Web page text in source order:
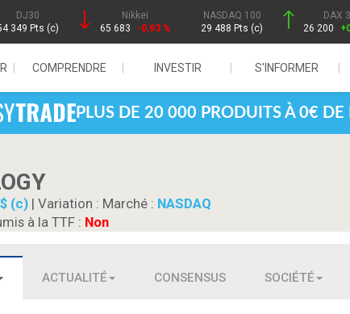
DJ30
349 Pts (c)
Nikkei
65 683
-0,93 %
NASDAQ 100
29 488 Pts (c)
DAX
26 200
COMPRENDRE INVESTIR S'INFORMER
PLUS DE 20 000 PRODUITS À 0€ DE
(c) | Variation : Marché : NASDAQ
à la TTF : Non
ACTUALITÉ CONSENSUS SOCIÉTÉ